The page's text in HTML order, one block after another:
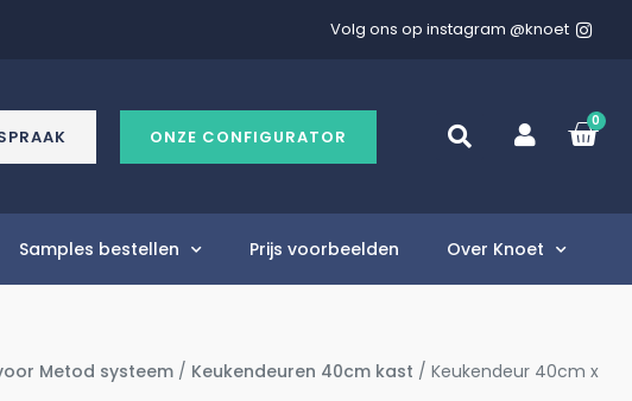
Volg ons op instagram @knoet
ONZE CONFIGURATOR
0
Samples bestellen Prijs voorbeelden Over Knoet
Metod systeem / Keukendeuren 40cm kast / Keukendeur 40cm x